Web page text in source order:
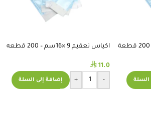
السلة
اكياس تعقيم 9 ×16سم – 200 قطعه
⃁ 11.0
-
+ إضافة إلى السلة